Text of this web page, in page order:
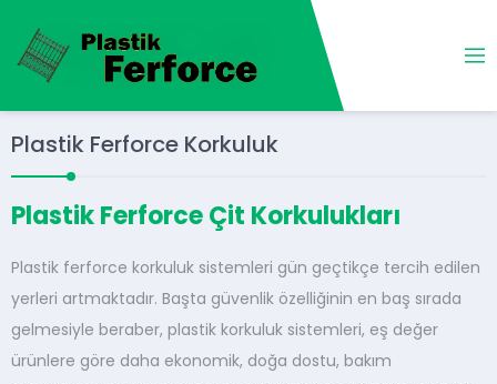
Plastik Ferforce Korkuluk
Plastik Ferforce Çit Korkulukları
Plastik ferforce korkuluk sistemleri gün geçtikçe tercih edilen
yerleri artmaktadır. Başta güvenlik özelliğinin en baş sırada
gelmesiyle beraber, plastik korkuluk sistemleri, eş değer
ürünlere göre daha ekonomik, doğa dostu, bakım